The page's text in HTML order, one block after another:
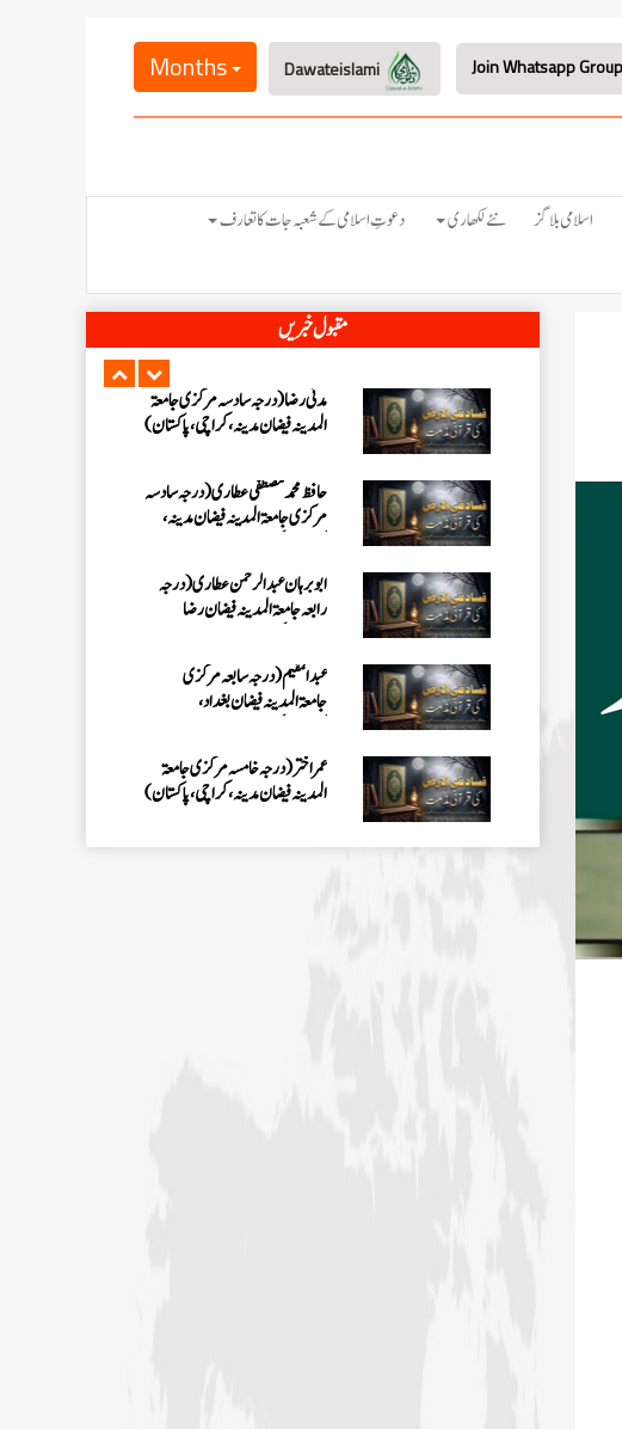
Months
اسلامی بلاگز نئے لکھاری
دعوتِ اسلامی کے شعبہ جات کا تعارف
مقبول خبریں
فیضان بغداد ،کراچی،پاکستان)
عبد الرسول (درجہ خامسہ مرکزی جامعۃ
مدنی رضا(درجہ سادسہ مرکز ی جامعۃ
حافظ محمد مصطفٰی عطاری (درجہ سادسہ
مرکزی جامعۃالمدينہ فیضان مدینہ،
ابو برہان عبدالرحمن عطاری (درجہ
رابعہ جامعۃالمدینہ فیضان رضا
عبدالمقیم (درجہ سابعہ مرکزی
جامعۃالمدینہ فیضان بغداد،
عمر اختر (درجہ خامسہ مرکزی جامعۃ
المدینہ فیضان مدینہ ،کراچی،پاکستان)
محمد وقاص (مرکزی جامعۃ المدینہ
فیضان مدینہ،کراچی ،پاکستان)
محمد سعد عمران (درجہ عالیہ مرکزی جامعۃ
المدینہ فیضانِ مدینہ ،کراچی ،پاکستان)